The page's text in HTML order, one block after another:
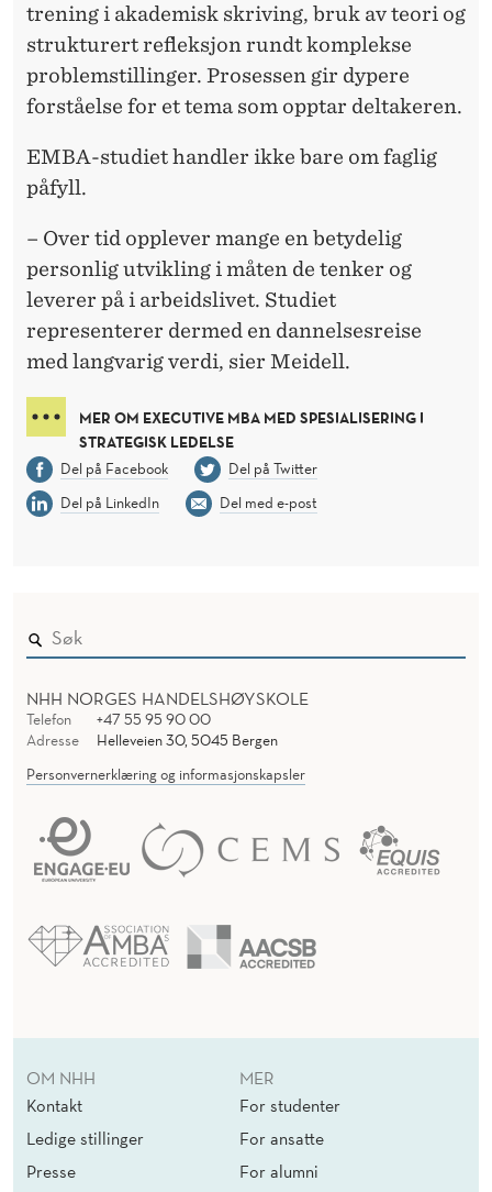
trening i akademisk skriving, bruk av teori og
strukturert refleksjon rundt komplekse
problemstillinger. Prosessen gir dypere
forståelse for et tema som opptar deltakeren.
EMBA-studiet handler ikke bare om faglig
påfyll.
– Over tid opplever mange en betydelig
personlig utvikling i måten de tenker og
leverer på i arbeidslivet. Studiet
representerer dermed en dannelsesreise
med langvarig verdi, sier Meidell.
MER OM EXECUTIVE MBA MED SPESIALISERING I
STRATEGISK LEDELSE
Del på Facebook
Del på Twitter
Del på LinkedIn
Del med e-post
NHH NORGES HANDELSHØYSKOLE
Telefon
+47 55 95 90 00
Adresse
Helleveien 30, 5045 Bergen
Personvernerklæring og informasjonskapsler
OM NHH
Kontakt
Ledige stillinger
Presse
MER
For studenter
For ansatte
For alumni